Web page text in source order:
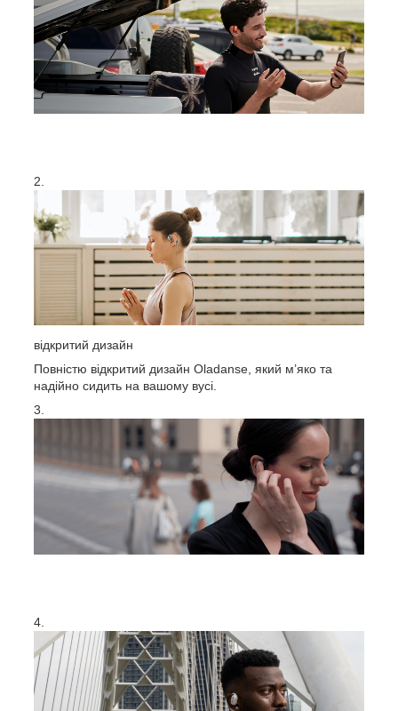
відкритий дизайн
Повністю відкритий дизайн Oladanse, який м’яко та
надійно сидить на вашому вусі.